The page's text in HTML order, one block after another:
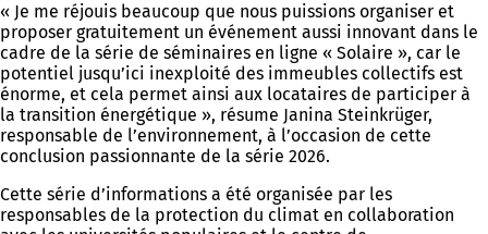
« Je me réjouis beaucoup que nous puissions organiser et
proposer gratuitement un événement aussi innovant dans le
cadre de la série de séminaires en ligne « Solaire », car le
potentiel jusqu’ici inexploité des immeubles collectifs est
énorme, et cela permet ainsi aux locataires de participer à
la transition énergétique », résume Janina Steinkrüger,
responsable de l’environnement, à l’occasion de cette
conclusion passionnante de la série 2026.
Cette série d’informations a été organisée par les
responsables de la protection du climat en collaboration